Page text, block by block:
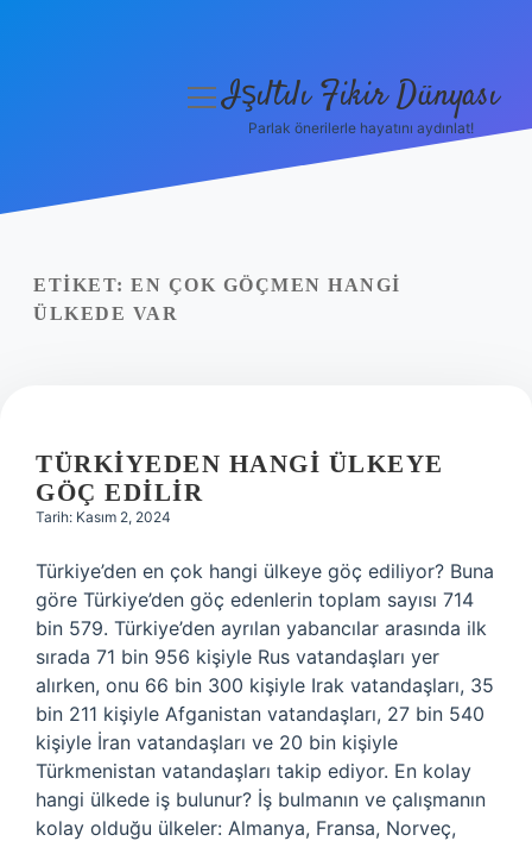
Yasal Uyarı
menüyüIşıltılı Fikir Dünyası
Parlak önerilerle hayatını aydınlat!
ETIKET: EN ÇOK GÖÇMEN HANGI
ÜLKEDE VAR
TÜRKIYEDEN HANGI ÜLKEYE
GÖÇ EDILIR
Tarih: Kasım 2, 2024
Türkiye’den en çok hangi ülkeye göç ediliyor? Buna
göre Türkiye’den göç edenlerin toplam sayısı 714
bin 579. Türkiye’den ayrılan yabancılar arasında ilk
sırada 71 bin 956 kişiyle Rus vatandaşları yer
alırken, onu 66 bin 300 kişiyle Irak vatandaşları, 35
bin 211 kişiyle Afganistan vatandaşları, 27 bin 540
kişiyle İran vatandaşları ve 20 bin kişiyle
Türkmenistan vatandaşları takip ediyor. En kolay
hangi ülkede iş bulunur? İş bulmanın ve çalışmanın
kolay olduğu ülkeler: Almanya, Fransa, Norveç,